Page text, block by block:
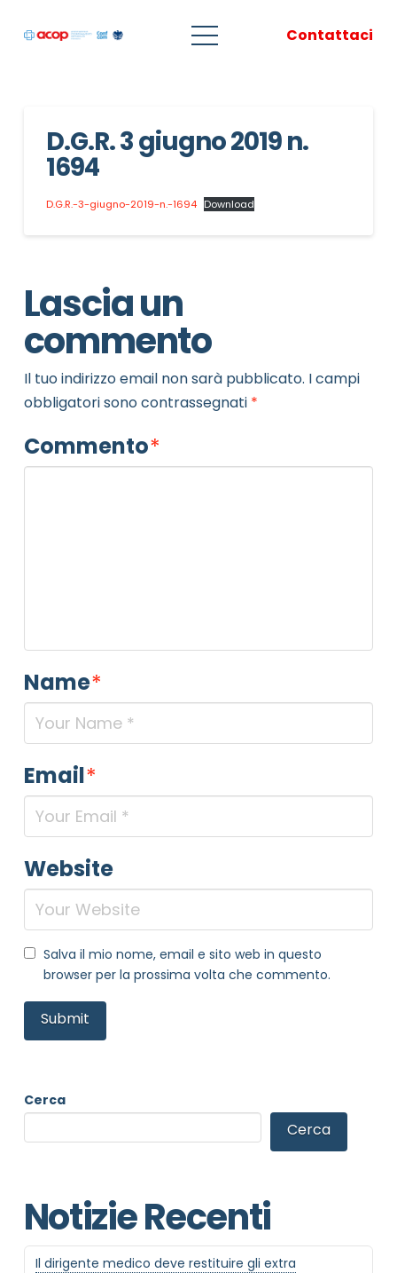
Contattaci
D.G.R. 3 giugno 2019 n.
1694
D.G.R.-3-giugno-2019-n.-1694 Download
Lascia un
commento
Il tuo indirizzo email non sarà pubblicato. I campi
obbligatori sono contrassegnati *
Commento*
Name*
Email*
Website
Salva il mio nome, email e sito web in questo
browser per la prossima volta che commento.
Cerca
Cerca
Notizie Recenti
Il dirigente medico deve restituire gli extra